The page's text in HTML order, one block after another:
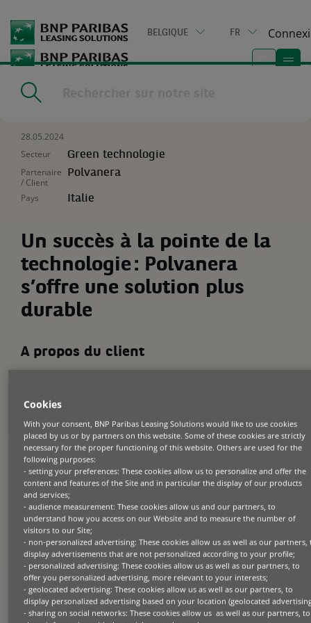
to
main
content
BELGIQUE FR
Home
Polvanera s’offre une solution plus durable
28.05.2024
Un succès à la pointe de la
technologie : Polvanera
s’offre une solution plus
durable
A propos du client
pour son métier s’épanouit au cœur d’un cadre caractérisé par ses
Mais le viticulteur ne se contente pas de suivre la tradition. Il aspire à
être un pionnier à la fois en matière de vinification et en matière de
développement durable.
Secteur Green technologie
Partenaire
/ Client
Polvanera
Pays Italie
Le défi
Polvanera a lancé un projet ambitieux axé sur la transition vers une
technologie plus durable. L’objectif : moderniser la cave, améliorer
l’empreinte environnementale et faire connaître le vin régional
Primitivo et d’autres cépages autochtones. En passant à une
technologie plus durable, l’équipe de Polvanera souhaitait faire
fructifier son activité tout en promouvant les vins des Pouilles.
Combiner la tradition et les avancées technologiques promettait des
résultats optimaux tant pour l’entreprise que ses clients.
Cookies
With your consent, BNP Paribas Leasing Solutions would like to use cookies
placed by us or by partners on this website. Some of these cookies are strictly
necessary for the proper functioning of this website. Others are used for the
following purposes:
- setting your preferences: These cookies allow us to personalize and offer the
content and features of the Site and in particular the display of our products
and services;
- audience measurement: These cookies allow us and our partners, to
understand how you access on our Website and to measure the number of
visitors to our Site;
- non-personalized advertising: These cookies allow us as well as our partners,
display advertisements that are not personalized according to your profile;
- personalized advertising: These cookies allow us as well as our partners, to
offer you personalized advertising, more relevant to your interests;
- geolocated advertising: These cookies allow us as well as our partners, to
display personalized advertising based on your location (geolocated
- sharing on social networks: These cookies allow us as well as our partners, to